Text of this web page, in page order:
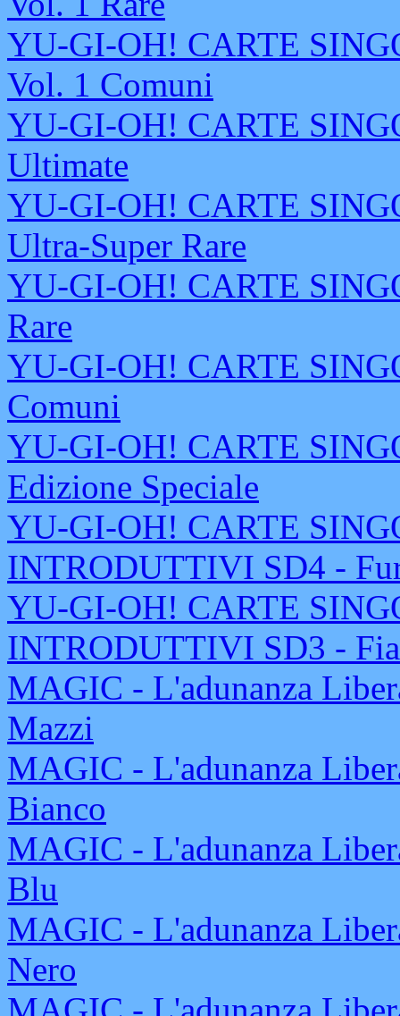
YU-GI-OH! CARTE
Vol. 1 Comuni
YU-GI-OH! CARTE
Ultimate
YU-GI-OH! CARTE
Ultra-Super Rare
YU-GI-OH! CARTE
Rare
YU-GI-OH! CARTE
Comuni
YU-GI-OH! CARTE
Edizione Speciale
YU-GI-OH! CARTE
INTRODUTTIVI SD4 -
YU-GI-OH! CARTE
INTRODUTTIVI SD3 -
MAGIC - L'adunanza
Mazzi
MAGIC - L'adunanza
Bianco
MAGIC - L'adunanza
Blu
MAGIC - L'adunanza
Nero